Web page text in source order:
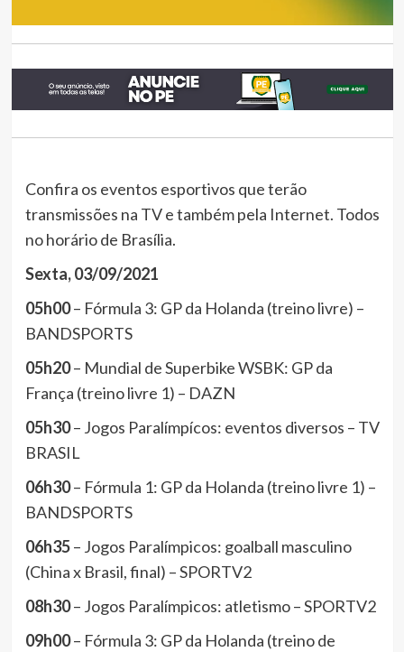
Confira os eventos esportivos que terão
transmissões na TV e também pela Internet. Todos
no horário de Brasília.
Sexta, 03/09/2021
05h00– Fórmula 3: GP da Holanda (treino livre) –
BANDSPORTS
05h20– Mundial de Superbike WSBK: GP da
França (treino livre 1) – DAZN
05h30– Jogos Paralímpícos: eventos diversos – TV
BRASIL
06h30– Fórmula 1: GP da Holanda (treino livre 1) –
BANDSPORTS
06h35– Jogos Paralímpicos: goalball masculino
(China x Brasil, final) – SPORTV2
08h30– Jogos Paralímpicos: atletismo – SPORTV2
09h00– Fórmula 3: GP da Holanda (treino de